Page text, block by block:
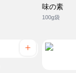
味の素
100g袋